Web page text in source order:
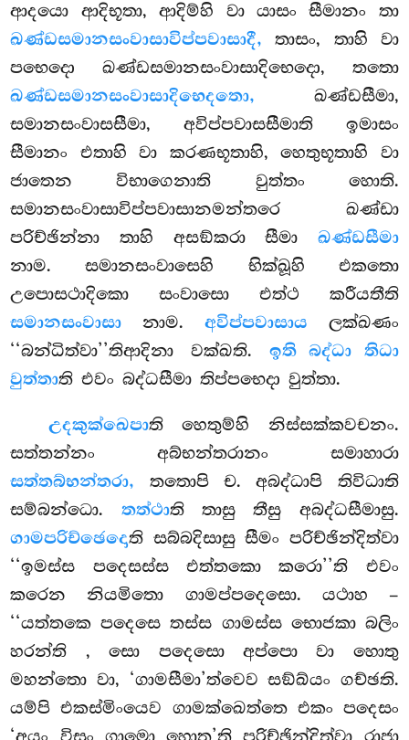
ආදයො ආදිභූතා, ආදිම්හි වා යාසං සීමානං තා
ඛණ්ඩසමානසංවාසාවිප්පවාසාදී, තාසං, තාහි වා
පභෙදො ඛණ්ඩසමානසංවාසාදිභෙදො, තතො
ඛණ්ඩසමානසංවාසාදිභෙදතො, ඛණ්ඩසීමා,
සමානසංවාසසීමා, අවිප්පවාසසීමාති ඉමාසං
සීමානං එතාහි වා කරණභූතාහි, හෙතුභූතාහි වා
ජාතෙන විභාගෙනාති වුත්තං හොති.
සමානසංවාසාවිප්පවාසානමන්තරෙ ඛණ්ඩා
පරිච්ඡින්නා තාහි අසඞ්කරාසීමා ඛණ්ඩසීමා
නාම. සමානසංවාසෙහි භික්ඛූහි එකතො
උපොසථාදිකො සංවාසො එත්ථ කරීයතීති
සමානසංවාසා නාම. අවිප්පවාසාය ලක්ඛණං
‘‘බන්ධිත්වා’’තිආදිනා වක්ඛති. ඉති බද්ධා තිධා
වුත්තාති එවං බද්ධසීමා තිප්පභෙදා වුත්තා.
උදකුක්ඛෙපාති හෙතුම්හි නිස්සක්කවචනං.
සත්තන්නං අබ්භන්තරානං සමාහාරා
සත්තබ්භන්තරා, තතොපි ච. අබද්ධාපි තිවිධාති
සම්බන්ධො. තත්ථාති තාසු තීසු අබද්ධසීමාසු.
ගාමපරිච්ඡෙදොති සබ්බදිසාසු සීමං පරිච්ඡින්දිත්වා
‘‘ඉමස්ස පදෙසස්ස එත්තකො කරො’’ති එවං
කරෙන නියමිතො ගාමප්පදෙසො. යථාහ –
‘‘යත්තකෙ පදෙසෙ තස්ස ගාමස්ස භොජකා බලිං
හරන්ති , සො පදෙසො අප්පො වා හොතු
මහන්තො වා, ‘ගාමසීමා’ත්වෙව සඞ්ඛ්යං ගච්ඡති.
යම්පි එකස්මිංයෙව ගාමක්ඛෙත්තෙ එකං පදෙසං